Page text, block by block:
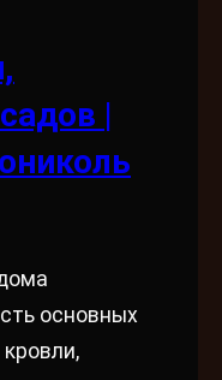
|
основных